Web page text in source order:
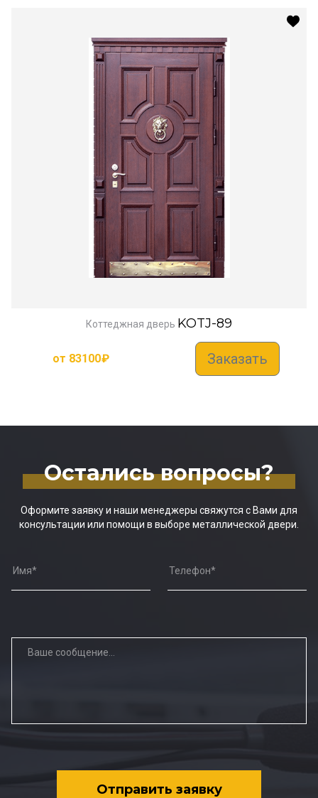
Коттеджная дверь KOTJ-89
от 83100₽ Заказать
Остались вопросы?
Оформите заявку и наши менеджеры свяжутся с Вами для
консультации или помощи в выборе металлической двери.
Отправить заявку